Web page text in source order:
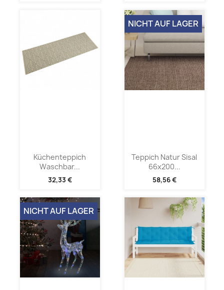
Küchenteppich
Waschbar...
32,33 €
Teppich Natur Sisal
66x200...
58,56 €
NICHT AUF LAGER
NICHT AUF LAGER